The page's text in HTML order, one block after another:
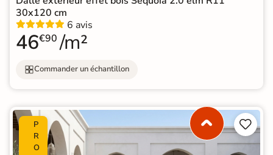
30x120 cm
6 avis
46€90 /m²
Commander un échantillon
P
R
O

